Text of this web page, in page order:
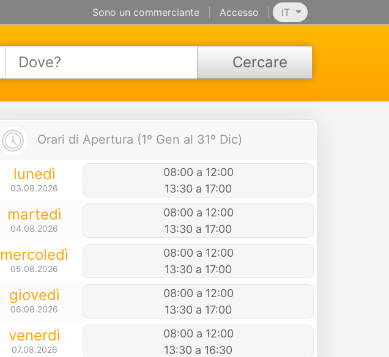
Sono un commerciante Accesso IT
Cercare
Orari di Apertura (1º Gen al 31º Dic)
lunedì
03.08.2026
08:00 a 12:00
13:30 a 17:00
martedì
04.08.2026
08:00 a 12:00
13:30 a 17:00
mercoledì
05.08.2026
08:00 a 12:00
13:30 a 17:00
giovedì
06.08.2026
08:00 a 12:00
13:30 a 17:00
venerdì
07.08.2026
08:00 a 12:00
13:30 a 16:30